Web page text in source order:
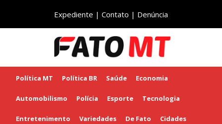
Expediente | Contato | Denúncia
Política MT Política BR Saúde Economia
Automobilismo Polícia Esporte Tecnologia
Entretenimento Variedades De Fato Cidades